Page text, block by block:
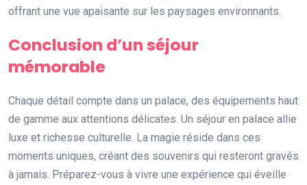
offrant une vue apaisante sur les paysages environnants.
Conclusion d’un séjour
mémorable
Chaque détail compte dans un palace, des équipements haut
de gamme aux attentions délicates. Un séjour en palace allie
luxe et richesse culturelle. La magie réside dans ces
moments uniques, créant des souvenirs qui resteront gravés
à jamais. Préparez-vous à vivre une expérience qui éveille